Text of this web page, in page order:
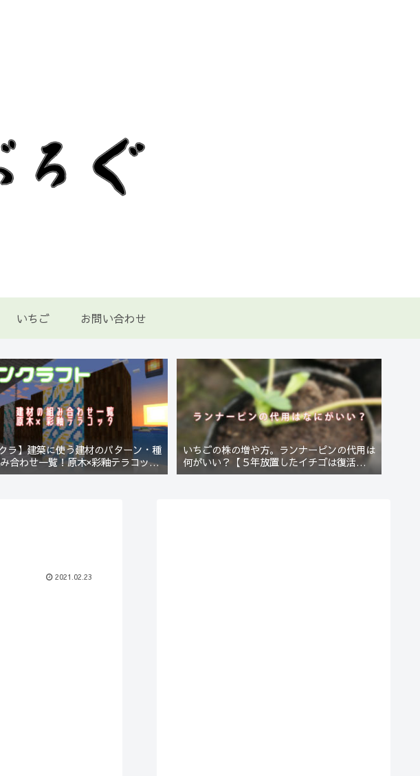
いちご お問い合わせ
ラ】建築に使う建材のパターン・種
合わせ一覧！原木×彩釉テラコッタ
編【Minecraft】
いちごの株の増や方。ランナーピンの代用は
何がいい？【５年放置したイチゴは復活する
のか？(10)】
2021.02.23